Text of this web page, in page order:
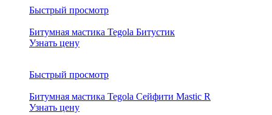
Быстрый просмотр
Битумная мастика Tegola Битустик
Узнать цену
Быстрый просмотр
Битумная мастика Tegola Сейфити Mastic R
Узнать цену